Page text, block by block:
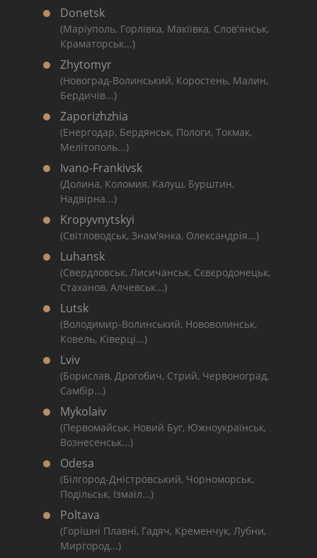
Donetsk
(Маріуполь, Горлівка, Макіївка, Слов'янськ,
Краматорськ...)
Zhytomyr
(Новоград-Волинський, Коростень, Малин,
Бердичів...)
Zaporizhzhia
(Енергодар, Бердянськ, Пологи, Токмак,
Мелітополь...)
Ivano-Frankivsk
(Долина, Коломия, Калуш, Бурштин,
Надвірна...)
Kropyvnytskyi
(Світловодськ, Знам'янка, Олександрія...)
Luhansk
(Свердловськ, Лисичанськ, Сєвєродонецьк,
Стаханов, Алчевськ...)
Lutsk
(Володимир-Волинський, Нововолинськ,
Ковель, Ківерці...)
Lviv
(Борислав, Дрогобич, Стрий, Червоноград,
Самбір...)
Mykolaiv
(Первомайськ, Новий Буг, Южноукраїнськ,
Вознесенськ...)
Odesa
(Білгород-Дністровський, Чорноморськ,
Подільськ, Ізмаїл...)
Poltava
(Горішні Плавні, Гадяч, Кременчук, Лубни,
Миргород...)